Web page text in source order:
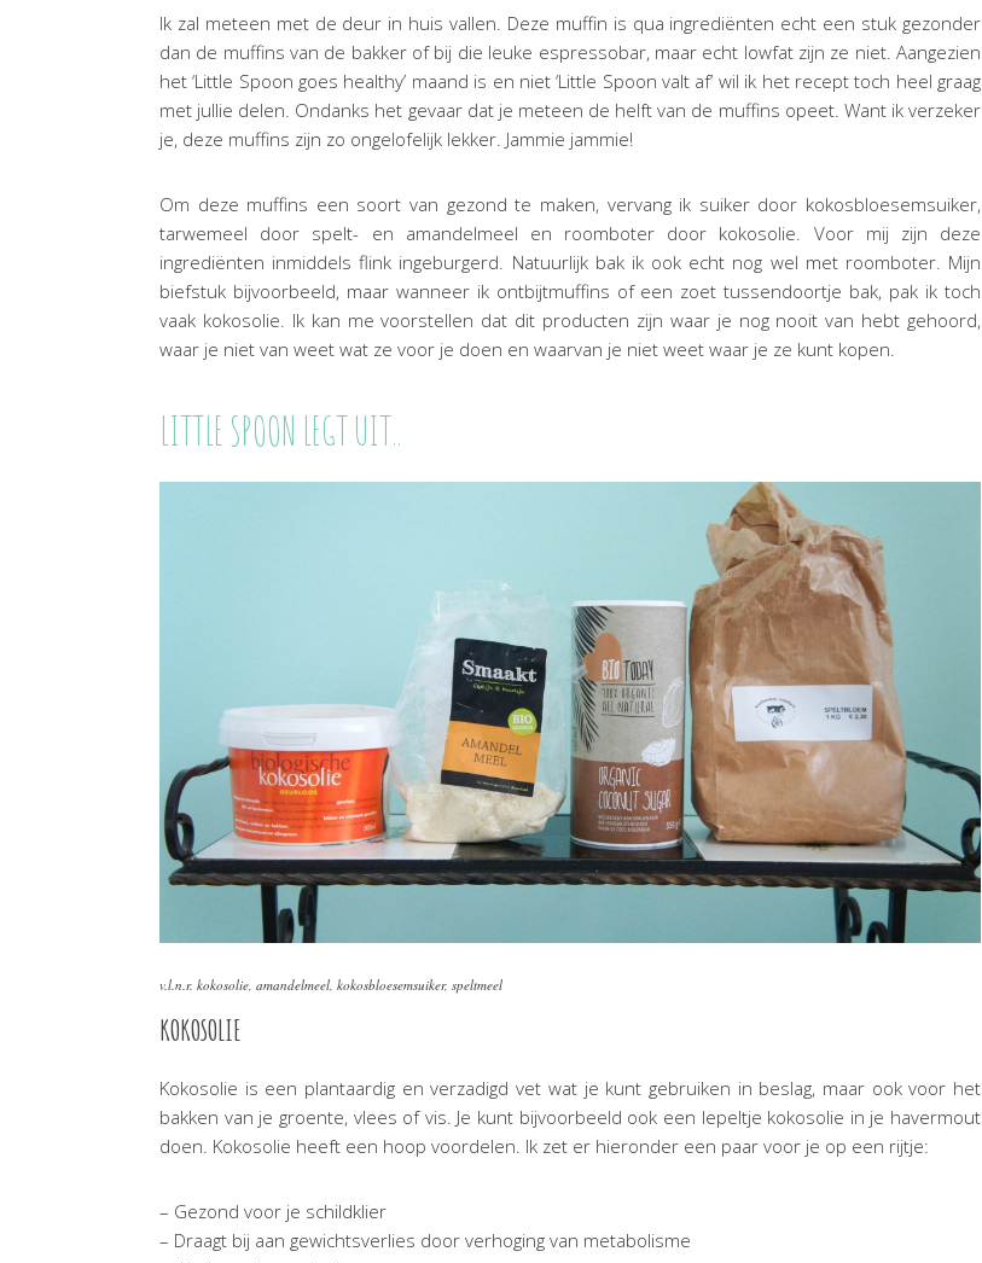
Ik zal meteen met de deur in huis vallen. Deze muffin is qua ingrediënten echt een stuk gezonder
dan de muffins van de bakker of bij die leuke espressobar, maar echt lowfat zijn ze niet. Aangezien
het ‘Little Spoon goes healthy’ maand is en niet ‘Little Spoon valt af’ wil ik het recept toch heel graag
met jullie delen. Ondanks het gevaar dat je meteen de helft van de muffins opeet. Want ik verzeker
je, deze muffins zijn zo ongelofelijk lekker. Jammie jammie!
Om deze muffins een soort van gezond te maken, vervang ik suiker door kokosbloesemsuiker,
tarwemeel door spelt- en amandelmeel en roomboter door kokosolie. Voor mij zijn deze
ingrediënten inmiddels flink ingeburgerd. Natuurlijk bak ik ook echt nog wel met roomboter. Mijn
biefstuk bijvoorbeeld, maar wanneer ik ontbijtmuffins of een zoet tussendoortje bak, pak ik toch
vaak kokosolie. Ik kan me voorstellen dat dit producten zijn waar je nog nooit van hebt gehoord,
waar je niet van weet wat ze voor je doen en waarvan je niet weet waar je ze kunt kopen.
LITTLE SPOON LEGT UIT..
v.l.n.r. kokosolie, amandelmeel, kokosbloesemsuiker, speltmeel
KOKOSOLIE
Kokosolie is een plantaardig en verzadigd vet wat je kunt gebruiken in beslag, maar ook voor het
bakken van je groente, vlees of vis. Je kunt bijvoorbeeld ook een lepeltje kokosolie in je havermout
doen. Kokosolie heeft een hoop voordelen. Ik zet er hieronder een paar voor je op een rijtje:
– Gezond voor je schildklier
– Draagt bij aan gewichtsverlies door verhoging van metabolisme